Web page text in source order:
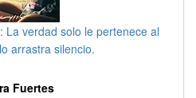
La verdad solo le pertenece al
arrastra silencio.
Fuertes